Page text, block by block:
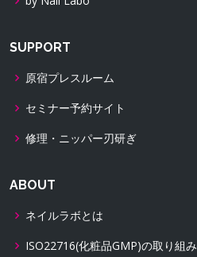
SUPPORT
原宿プレスルーム
セミナー予約サイト
修理・ニッパー刃研ぎ
ABOUT
ネイルラボとは
ISO22716(化粧品GMP)の取り組み